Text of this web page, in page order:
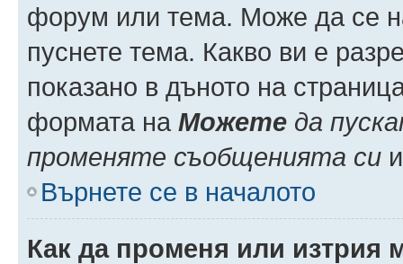
форум или тема. Може да се
пуснете тема. Какво ви е
показано в дъното на
формата на Можете да
променяте съобщенията си
Върнете се в началото
Как да променя или изтрия